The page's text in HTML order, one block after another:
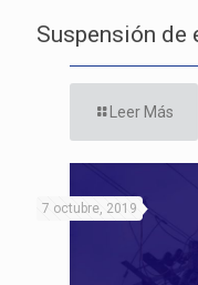
Suspensión de
Leer Más
7 octubre, 2019